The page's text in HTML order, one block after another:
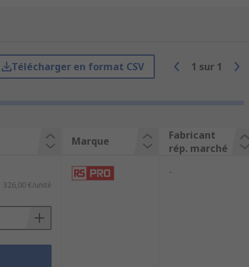
Télécharger en format CSV 1 sur 1
Marque
Fabricant
rép. marché
326,00 €/unité
-